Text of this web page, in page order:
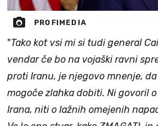
PROFIMEDIA
"Tako kot vsi mi si tudi general
vendar če bo na vojaški ravni
proti Iranu, je njegovo mnenje,
mogoče zlahka dobiti. Ni govoril
Irana, niti o lažnih omejenih